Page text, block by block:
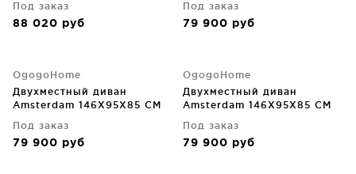
Под заказ
88 020 руб
Под заказ
79 900 руб
OgogoHome
Двухместный диван
Amsterdam 146X95X85 CM
Под заказ
79 900 руб
OgogoHome
Двухместный диван
Amsterdam 146X95X85 CM
Под заказ
79 900 руб